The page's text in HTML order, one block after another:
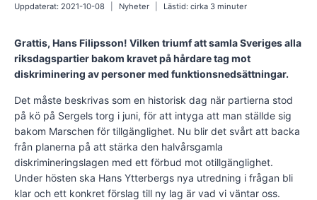
Uppdaterat: 2021-10-08 Nyheter Lästid: cirka 3minuter
Grattis, Hans Filipsson! Vilken triumf att samla Sveriges alla
riksdagspartier bakom kravet på hårdare tag mot
diskriminering av personer med funktionsnedsättningar.
Det måste beskrivas som en historisk dag när partierna stod
på kö på Sergels torg i juni, för att intyga att man ställde sig
bakom Marschen för tillgänglighet. Nu blir det svårt att backa
från planerna på att stärka den halvårsgamla
diskrimineringslagen med ett förbud mot otillgänglighet.
Under hösten ska Hans Ytterbergs nya utredning i frågan bli
klar och ett konkret förslag till ny lag är vad vi väntar oss.